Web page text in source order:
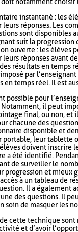
notamment
instantané : les
réponses. Les
sont disponibles
suit la
ouverte : les élèves
réponses avant
résultats en temps
par
en temps réel. Il est
possible pour
il peut
final, ou non, et
chacune des
disponible et
portable, leur tablette
doivent inscrire
a été identifié.
de surveiller le
progression et mieux
à un tableau de
Il a également
des questions. Il
soin de masquer les
cette technique
et d’avoir